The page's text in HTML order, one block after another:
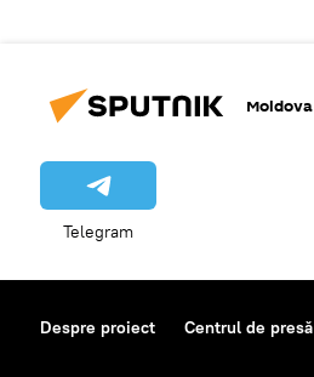
Moldova
Telegram
Despre proiect Centrul de presă